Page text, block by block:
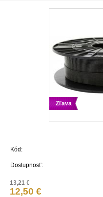
Zľava
Kód:
Dostupnosť:
13,21 €
12,50 €